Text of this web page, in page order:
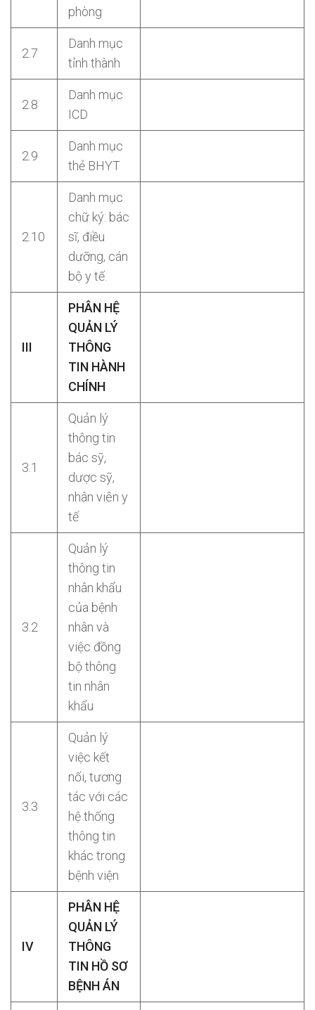
phòng
2.7
Danh mục
tỉnh thành
2.8
Danh mục
ICD
2.9
Danh mục
thẻ BHYT
2.10
Danh mục
chữ ký: bác
sĩ, điều
dưỡng, cán
bộ y tế.
III
PHÂN HỆ
QUẢN LÝ
THÔNG
TIN HÀNH
CHÍNH
3.1
Quản lý
thông tin
bác sỹ,
dược sỹ,
nhân viên y
tế
3.2
Quản lý
thông tin
nhân khẩu
của bệnh
nhân và
việc đồng
bộ thông
tin nhân
khẩu
3.3
Quản lý
việc kết
nối, tương
tác với các
hệ thống
thông tin
khác trong
bệnh viện
IV
PHÂN HỆ
QUẢN LÝ
THÔNG
TIN HỒ SƠ
BỆNH ÁN